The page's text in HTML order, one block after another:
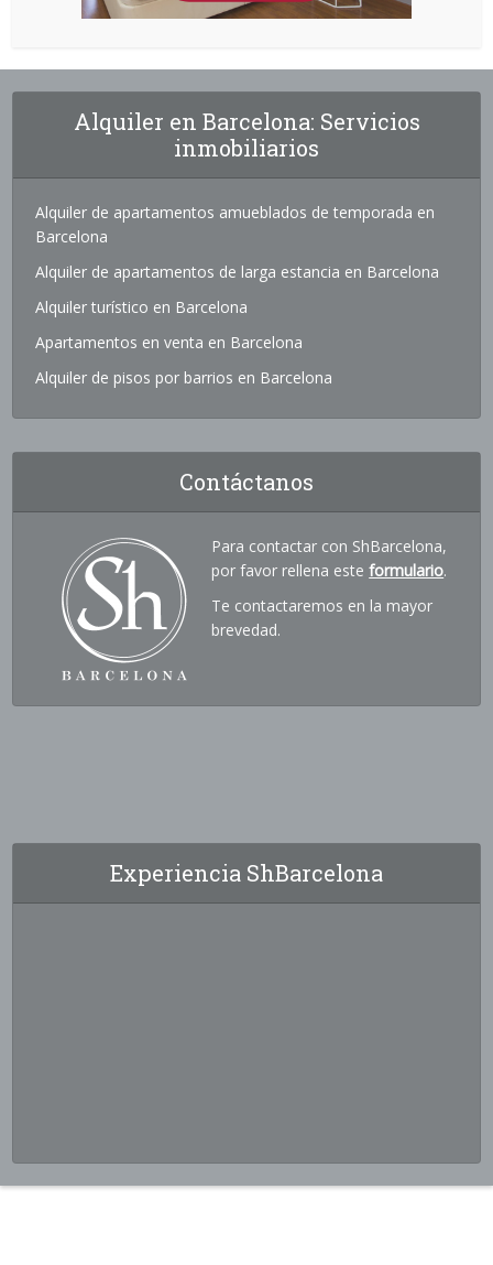
Alquiler en Barcelona: Servicios
inmobiliarios
Alquiler de apartamentos amueblados de temporada en
Barcelona
Alquiler de apartamentos de larga estancia en Barcelona
Alquiler turístico en Barcelona
Apartamentos en venta en Barcelona
Alquiler de pisos por barrios en Barcelona
Contáctanos
Para contactar con ShBarcelona,
por favor rellena esteformulario.
Te contactaremos en la mayor
brevedad.
Experiencia ShBarcelona